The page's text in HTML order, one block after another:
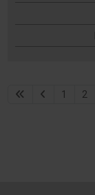
1 2